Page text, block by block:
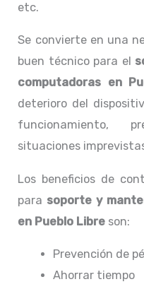
etc.
Se convierte en una
buen técnico para el
computadoras en
deterioro del
funcionamiento,
situaciones
Los beneficios de
para soporte y
en Pueblo Libre son:
Prevención de
Ahorrar tiempo